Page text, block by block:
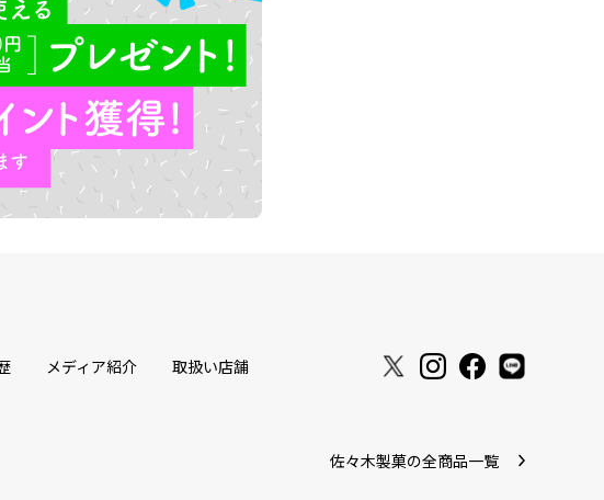
メディア紹介 取扱い店舗
佐々木製菓の全商品一覧